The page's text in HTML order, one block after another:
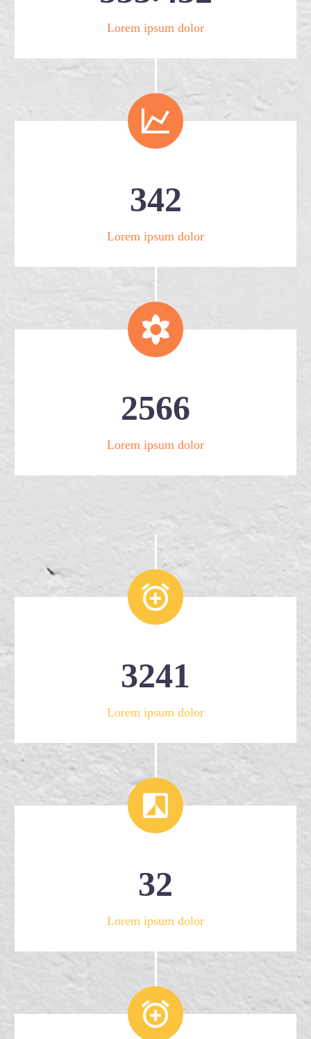
Lorem ipsum dolor


342
Lorem ipsum dolor


2566
Lorem ipsum dolor


3241
Lorem ipsum dolor


32
Lorem ipsum dolor

